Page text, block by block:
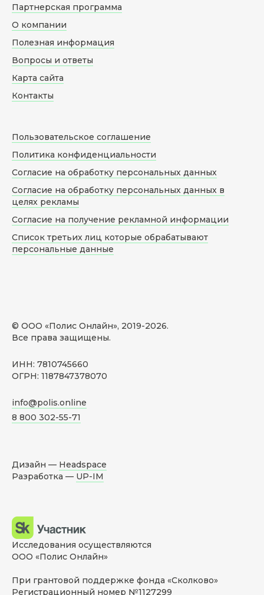
© ООО «Полис Онлайн», 2019-2026.
Все права защищены.
ИНН: 7810745660
ОГРН: 1187847378070
info@polis.online
8 800 302-55-71
Партнерская программа
О компании
Полезная информация
Вопросы и ответы
Карта сайта
Контакты
Пользовательское соглашение
Политика конфиденциальности
Согласие на обработку персональных данных
Согласие на обработку персональных данных в
целях рекламы
Согласие на получение рекламной информации
Список третьих лиц которые обрабатывают
персональные данные
Дизайн — Headspace
Разработка — UP-IM
Исследования осуществляются
ООО «Полис Онлайн»
При грантовой поддержке фонда «Сколково»
Регистрационный номер №1127299